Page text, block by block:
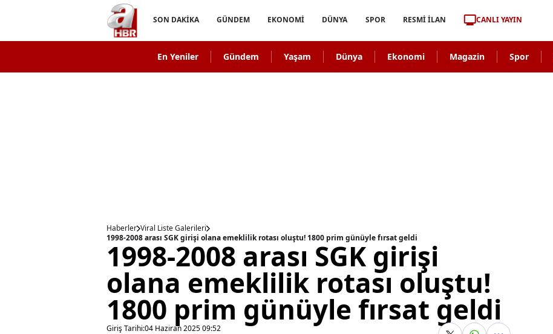
SON DAKİKA GÜNDEM EKONOMİ DÜNYA SPOR RESMİ İLAN CANLI YAYIN
En Yeniler Gündem Yaşam Dünya Ekonomi Magazin Spor
Haberler Viral Liste Galerileri
1998-2008 arası SGK girişi olana emeklilik rotası oluştu! 1800 prim günüyle fırsat geldi
1998-2008 arası SGK girişi
olana emeklilik rotası oluştu!
1800 prim günüyle fırsat geldi
Giriş Tarihi:04 Haziran 2025 09:52